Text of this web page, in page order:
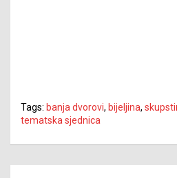
Tags: banja dvorovi, bijeljina,
tematska sjednica